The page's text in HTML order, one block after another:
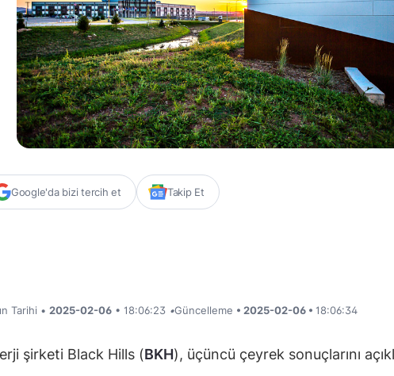
Google'da bizi tercih et Takip Et
Tarihi • 2025-02-06 • 18:06:23 •Güncelleme • 2025-02-06 • 18:06:34
şirketi Black Hills (BKH), üçüncü çeyrek sonuçlarını